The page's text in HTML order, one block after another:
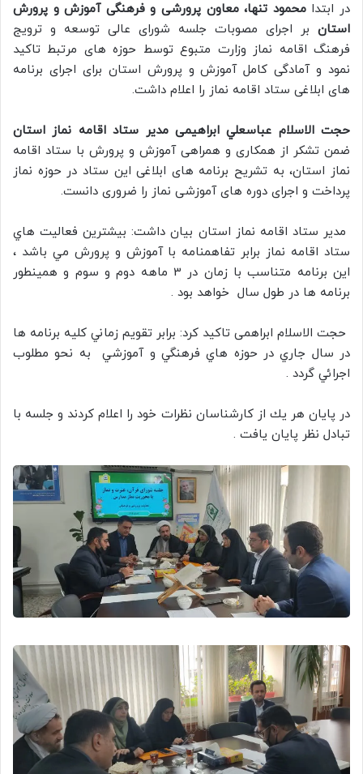
در ابتدامحمود تنها، معاون پرورشی و فرهنگی آموزش و پرورش
استان بر اجرای مصوبات جلسه شورای عالی توسعه و ترویج
فرهنگ اقامه نماز وزارت متبوع توسط حوزه های مرتبط تاکید
نمود و آمادگی کامل آموزش و پرورش استان برای اجرای برنامه
های ابلاغی ستاد اقامه نماز را اعلام داشت.
حجت الاسلام عباسعلي ابراهیمی مدير ستاد اقامه نماز استان
ضمن تشکر از همکاری و همراهی آموزش و پرورش با ستاد اقامه
نماز استان، به تشریح برنامه های ابلاغی این ستاد در حوزه نماز
پرداخت و اجرای دوره های آموزشی نماز را ضروری دانست.
مدير ستاد اقامه نماز استان بیان داشت: بيشترين فعاليت هاي
ستاد اقامه نماز برابر تفاهمنامه با آموزش و پرورش مي باشد ،
اين برنامه متناسب با زمان در 3 ماهه دوم و سوم و همينطور
برنامه ها در طول سال خواهد بود .
حجت الاسلام ابراهمی تاكيد كرد: برابر تقويم زماني كليه برنامه ها
در سال جاري در حوزه هاي فرهنگي و آموزشي به نحو مطلوب
اجرائي گردد .
در پایان هر يك از كارشناسان نظرات خود را اعلام كردند و جلسه با
تبادل نظر پايان يافت .